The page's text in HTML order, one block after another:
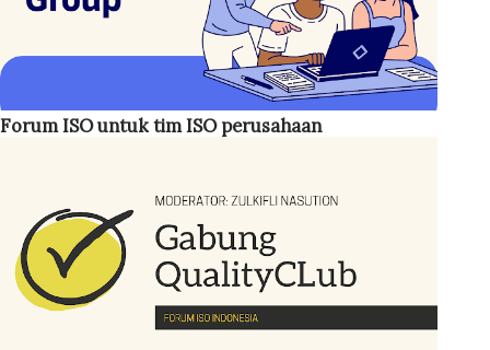
memungkinkan, manajemen setidaknya menunjuk seseorang
pada level manajer . Hal ini penting karena MR berperan
sebagai koordinator sekaligus penggerak implementasi
sistem mutu di perusahaan. ISO 45001:2018 Bahasa
Indonesia Adapun tugas-tugas Management Representative
ditetapkan, diterapkan, d...
Forum ISO untuk tim ISO perusahaan